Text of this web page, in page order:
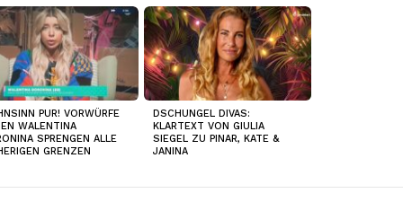
PUR! VORWÜRFE
WALENTINA
SPRENGEN ALLE
GRENZEN
DSCHUNGEL DIVAS:
KLARTEXT VON GIULIA
SIEGEL ZU PINAR, KATE &
JANINA